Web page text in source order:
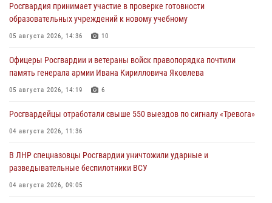
Росгвардия принимает участие в проверке готовности
образовательных учреждений к новому учебному
05 августа 2026, 14:36 10
Офицеры Росгвардии и ветераны войск правопорядка почтили
память генерала армии Ивана Кирилловича Яковлева
05 августа 2026, 14:19 6
Росгвардейцы отработали свыше 550 выездов по сигналу «Тревога»
04 августа 2026, 11:36
В ЛНР спецназовцы Росгвардии уничтожили ударные и
разведывательные беспилотники ВСУ
04 августа 2026, 09:05